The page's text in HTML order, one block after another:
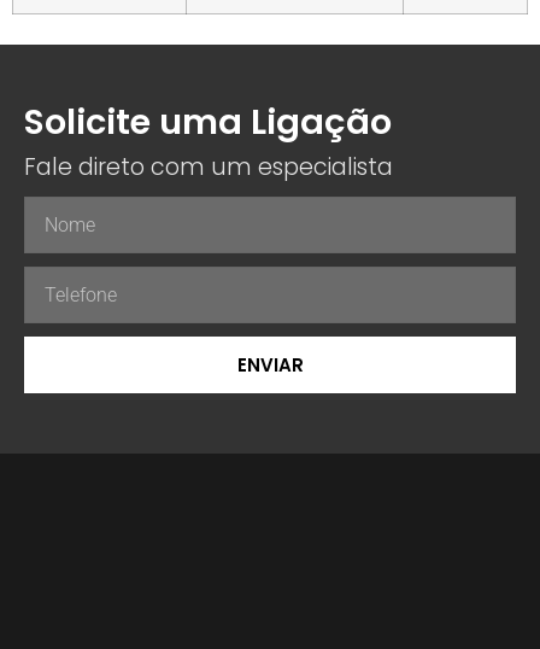
Solicite uma Ligação
Fale direto com um especialista
ENVIAR